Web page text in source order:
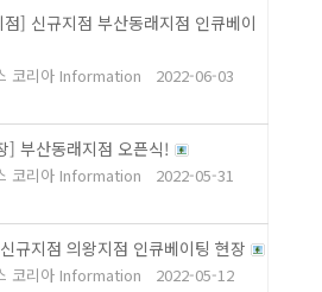
] 신규지점 부산동래지점 인큐베이
코리아 Information
2022-06-03
] 부산동래지점 오픈식!
코리아 Information
2022-05-31
규지점 의왕지점 인큐베이팅 현장
코리아 Information
2022-05-12